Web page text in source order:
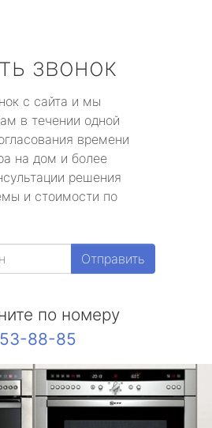
звонок
с сайта и мы
в течении одной
времени
на дом и более
решения
и стоимости по
Отправить
по номеру
88-85